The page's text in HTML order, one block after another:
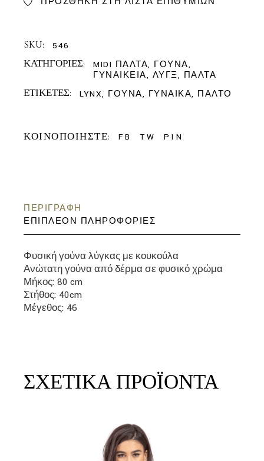
SKU: 546
ΚΑΤΗΓΟΡΊΕΣ: MIDI ΠΑΛΤΆ, ΓΟΎΝΑ,
ΓΥΝΑΙΚΕΊΑ, ΛΥΓΞ, ΠΑΛΤΆ
ΕΤΙΚΈΤΕΣ: LYNX, ΓΟΎΝΑ, ΓΥΝΑΊΚΑ, ΠΑΛΤΌ
ΚΟΙΝΟΠΟΙΉΣΤΕ: FB TW PIN
ΠΕΡΙΓΡΑΦΉ
ΕΠΙΠΛΈΟΝ ΠΛΗΡΟΦΟΡΊΕΣ
Φυσική γούνα λύγκας με κουκούλα
Ανώτατη γούνα από δέρμα σε φυσικό χρώμα
Μήκος: 80 cm
Στήθος: 40cm
Μέγεθος: 46
ΣΧΕΤΙΚΆ ΠΡΟΪΌΝΤΑ